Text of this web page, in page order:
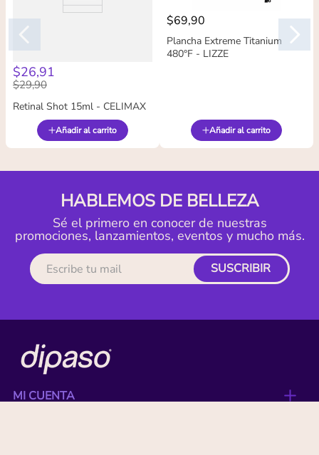
$26,91
$29,90
Retinal Shot 15ml - CELIMAX
Añadir al carrito
$69,90
Plancha Extreme Titanium
480°F - LIZZE
Añadir al carrito
HABLEMOS DE BELLEZA
Sé el primero en conocer de nuestras
promociones, lanzamientos, eventos y mucho más.
SUSCRIBIR
MI CUENTA